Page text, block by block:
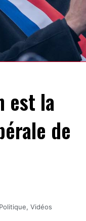
est la
de
Politique,Vidéos